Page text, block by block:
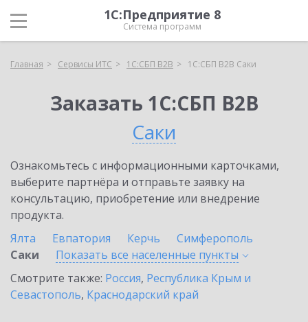
1С:Предприятие 8
Система программ
Главная Сервисы ИТС 1С:СБП B2B 1С:СБП B2B Саки
Заказать 1С:СБП B2B
Саки
Ознакомьтесь с информационными карточками,
выберите партнёра и отправьте заявку на
консультацию, приобретение или внедрение
продукта.
Ялта
Евпатория Керчь
Симферополь
Саки
Показать все населенные пункты
Смотрите также: Россия, Республика Крым и
Севастополь, Краснодарский край